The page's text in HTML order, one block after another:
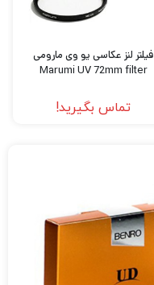
فیلتر لنز عکاسی یو وی مارومی
Marumi UV 72mm filter
تماس بگیرید!